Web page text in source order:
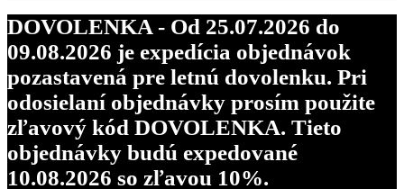
DOVOLENKA - Od 25.07.2026 do
09.08.2026 je expedícia objednávok
pozastavená pre letnú dovolenku. Pri
odosielaní objednávky prosím použite
zľavový kód DOVOLENKA. Tieto
objednávky budú expedované
10.08.2026 so zľavou 10%.